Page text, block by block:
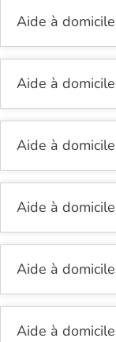
Aide à
Aide à
Aide à
Aide à
Aide à
Aide à